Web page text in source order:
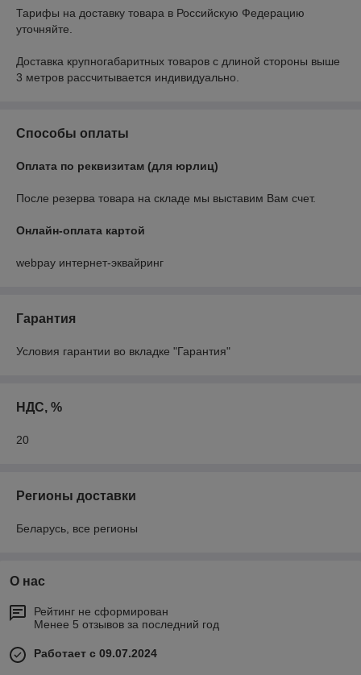
Тарифы на доставку товара в Российскую Федерацию
уточняйте.
Доставка крупногабаритных товаров с длиной стороны выше
3 метров рассчитывается индивидуально.
Способы оплаты
Оплата по реквизитам (для юрлиц)
После резерва товара на складе мы выставим Вам счет.
Онлайн-оплата картой
webpay интернет-эквайринг
Гарантия
Условия гарантии во вкладке "Гарантия"
НДС, %
20
Регионы доставки
Беларусь, все регионы
О нас
Рейтинг не сформирован
Менее 5 отзывов за последний год
Работает с 09.07.2024